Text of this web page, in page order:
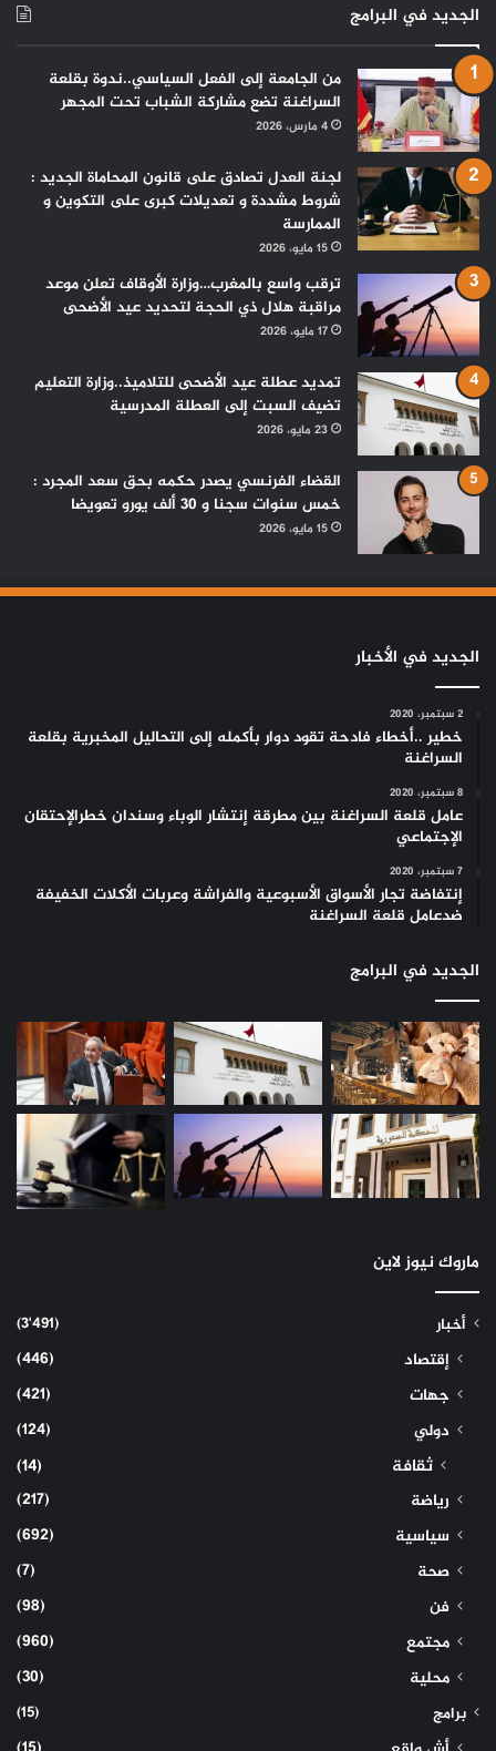
الجديد في البرامج
من الجامعة إلى الفعل السياسي..ندوة بقلعة
السراغنة تضع مشاركة الشباب تحت المجهر
4 مارس، 2026
لجنة العدل تصادق على قانون المحاماة الجديد :
شروط مشددة و تعديلات كبرى على التكوين و
الممارسة
15 مايو، 2026
ترقب واسع بالمغرب…وزارة الأوقاف تعلن موعد
مراقبة هلال ذي الحجة لتحديد عيد الأضحى
17 مايو، 2026
تمديد عطلة عيد الأضحى للتلاميذ..وزارة التعليم
تضيف السبت إلى العطلة المدرسية
23 مايو، 2026
القضاء الفرنسي يصدر حكمه بحق سعد المجرد :
خمس سنوات سجنا و 30 ألف يورو تعويضا
15 مايو، 2026
الجديد في الأخبار
2 سبتمبر، 2020
خطير ..أخطاء فادحة تقود دوار بأكمله إلى التحاليل المخبرية بقلعة
السراغنة
8 سبتمبر، 2020
عامل قلعة السراغنة بين مطرقة إنتشار الوباء وسندان خطرالإحتقان
الإجتماعي
7 سبتمبر، 2020
إنتفاضة تجار الأسواق الأسبوعية والفراشة وعربات الأكلات الخفيفة
ضدعامل قلعة السراغنة
الجديد في البرامج
ماروك نيوز لاين
أخبار (3٬491)
إقتصاد
(446)
جهات
(421)
دولي
(124)
ثقافة (14)
رياضة
(217)
سياسية
(692)
صحة
(7)
فن
(98)
مجتمع
(960)
محلية
(30)
برامج (15)